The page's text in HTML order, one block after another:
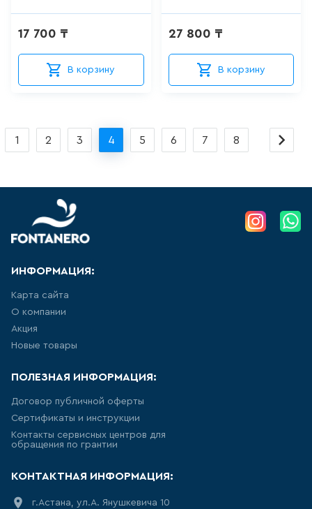
66 товаров
НАПОЛЬНЫЕ ПРИСТАВНЫЕ
УНИТАЗЫ
ПОДВЕСНЫЕ УНИТАЗЫ
НАПОЛЬНЫЙ, ДЛЯ МОНТАЖА С
СИСТЕМОЙ ИНСТАЛЛЯЦИИ
8 товаров
28
НАПОЛЬНЫЕ БИДЕ
10 товаров
ПИССУАРЫ
5 товаров
РАКОВИНА ВСТРАИВАЕМАЯ В
17 700 ₸
В корзину
27 800 ₸
В корзину
1 2 3 4 5 6 7 8
ИНФОРМАЦИЯ:
Карта сайта
О компании
Акция
Новые товары
ПОЛЕЗНАЯ ИНФОРМАЦИЯ:
Договор публичной оферты
Сертификаты и инструкции
Контакты сервисных центров для
обращения по грантии
КОНТАКТНАЯ ИНФОРМАЦИЯ:
г.Астана, ул.А. Янушкевича 10